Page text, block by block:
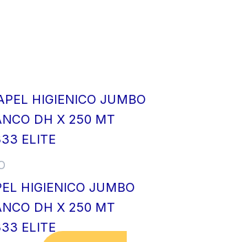
HIGIENICO JUMBO
DH X 250 MT
ELITE